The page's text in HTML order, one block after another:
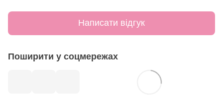
Написати відгук
Поширити у соцмережах